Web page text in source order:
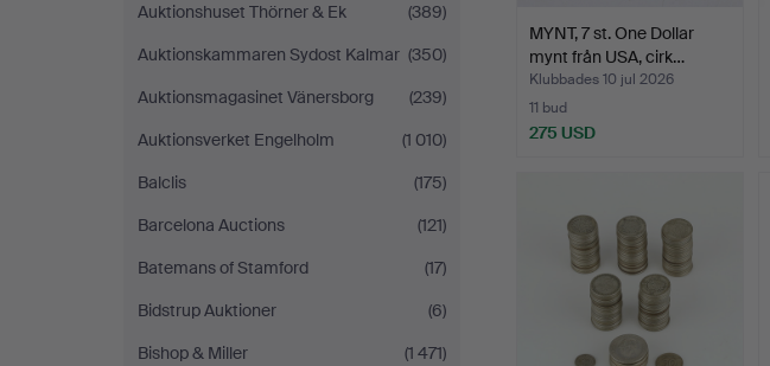
Auktionshuset Thörner & Ek
(389)
Auktionskammaren Sydost Kalmar (350)
Auktionsmagasinet Vänersborg
(239)
Auktionsverket Engelholm
(1 010)
Balclis
(175)
Barcelona Auctions
(121)
Batemans of Stamford
(17)
Bidstrup Auktioner
(6)
Bishop & Miller
(1 471)
MYNT, 7 st. One Dollar
mynt från USA, cirk…
Klubbades 10 jul 2026
11 bud
275 USD